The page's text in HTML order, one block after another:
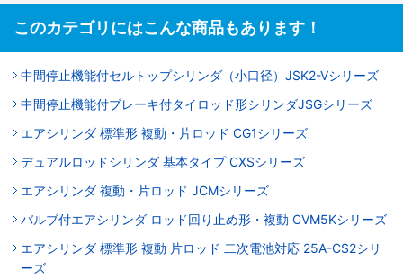
このカテゴリにはこんな商品もあります！
中間停止機能付セルトップシリンダ（小口径）JSK2-Vシリーズ
中間停止機能付ブレーキ付タイロッド形シリンダJSGシリーズ
エアシリンダ 標準形 複動・片ロッド CG1シリーズ
デュアルロッドシリンダ 基本タイプ CXSシリーズ
エアシリンダ 複動・片ロッド JCMシリーズ
バルブ付エアシリンダ ロッド回り止め形・複動 CVM5Kシリーズ
エアシリンダ 標準形 複動 片ロッド 二次電池対応 25A-CS2シリ
ーズ